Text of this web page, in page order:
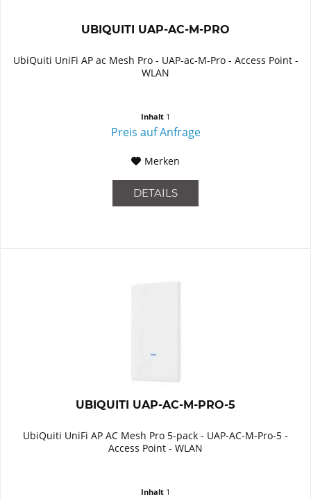
UBIQUITI UAP-AC-M-PRO
UbiQuiti UniFi AP ac Mesh Pro - UAP-ac-M-Pro - Access Point -
WLAN
Inhalt 1
Preis auf Anfrage
Merken
DETAILS
UBIQUITI UAP-AC-M-PRO-5
UbiQuiti UniFi AP AC Mesh Pro 5-pack - UAP-AC-M-Pro-5 -
Access Point - WLAN
Inhalt 1